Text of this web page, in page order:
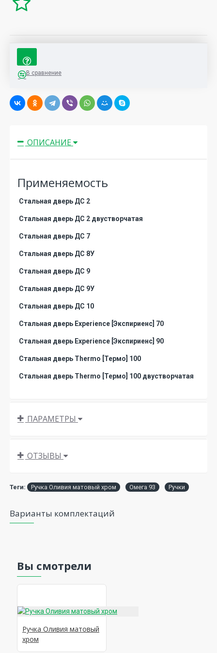
В сравнение
ОПИСАНИЕ
Применяемость
Стальная дверь ДС 2
Стальная дверь ДС 2 двустворчатая
Стальная дверь ДС 7
Стальная дверь ДС 8У
Стальная дверь ДС 9
Стальная дверь ДС 9У
Стальная дверь ДС 10
Стальная дверь Experience [Экспириенс] 70
Стальная дверь Experience [Экспириенс] 90
Стальная дверь Thermo [Термо] 100
Стальная дверь Thermo [Термо] 100 двустворчатая
ПАРАМЕТРЫ
ОТЗЫВЫ
Теги: Ручка Оливия матовый хром Омега 93 Ручки
Варианты комплектаций
Вы смотрели
Ручка Оливия матовый
хром